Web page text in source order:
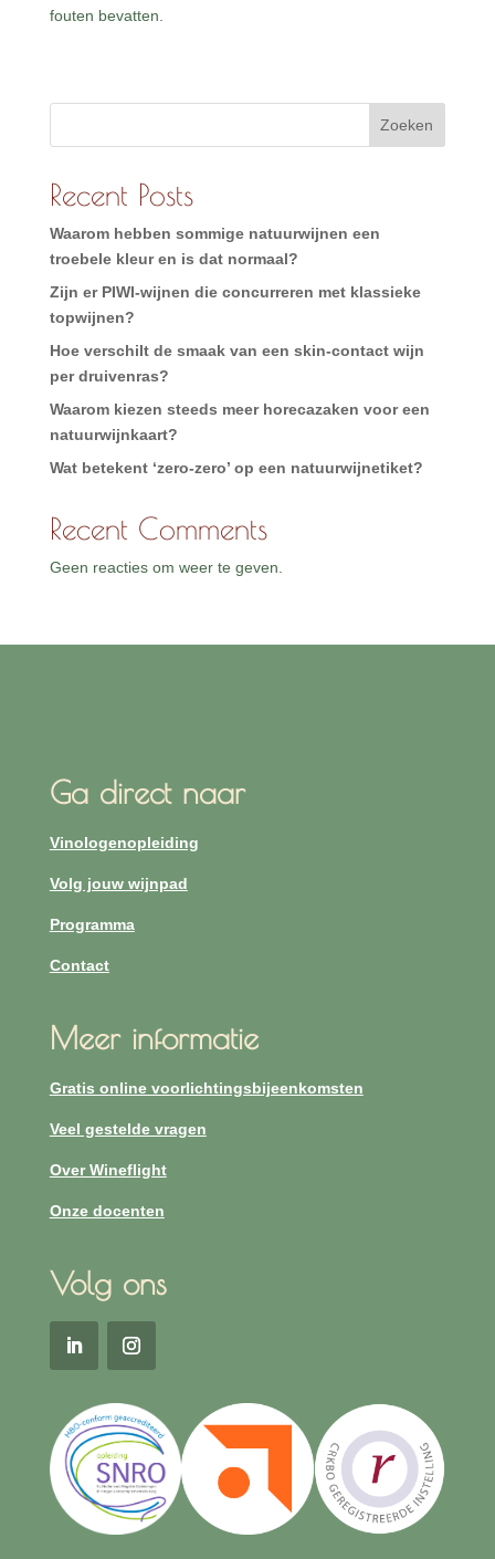
fouten bevatten.
Zoeken
Recent Posts
Waarom hebben sommige natuurwijnen een
troebele kleur en is dat normaal?
Zijn er PIWI-wijnen die concurreren met klassieke
topwijnen?
Hoe verschilt de smaak van een skin-contact wijn
per druivenras?
Waarom kiezen steeds meer horecazaken voor een
natuurwijnkaart?
Wat betekent ‘zero-zero’ op een natuurwijnetiket?
Recent Comments
Geen reacties om weer te geven.
Ga direct naar
Vinologenopleiding
Volg jouw wijnpad
Programma
Contact
Meer informatie
Gratis online voorlichtingsbijeenkomsten
Veel gestelde vragen
Over Wineflight
Onze docenten
Volg ons